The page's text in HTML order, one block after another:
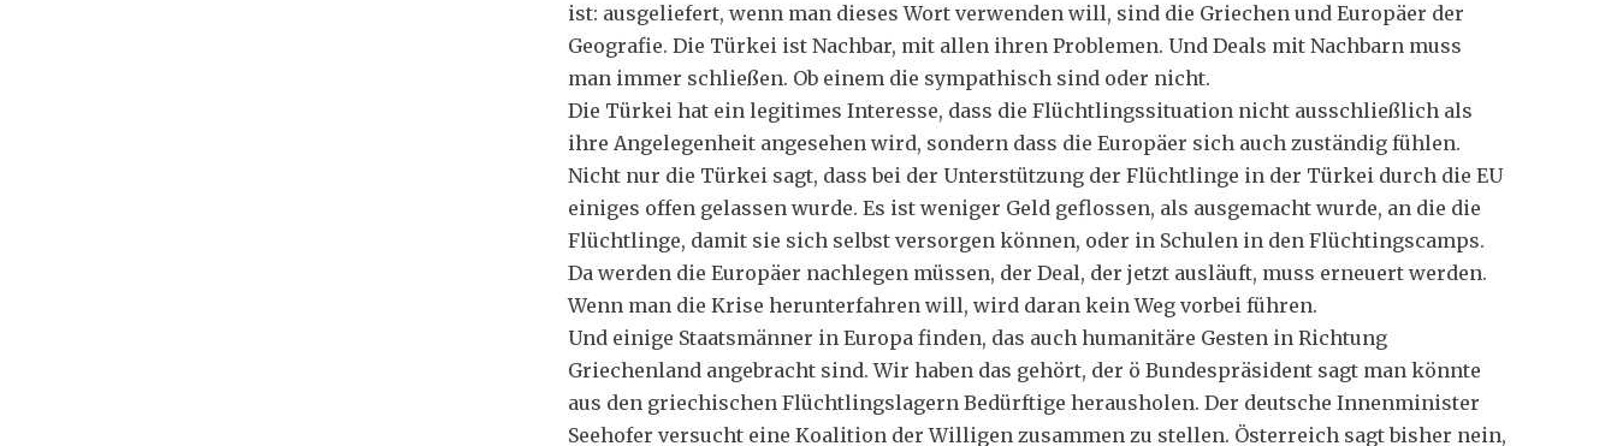
ist: ausgeliefert, wenn man dieses Wort verwenden will, sind die Griechen und Europäer der
Geografie. Die Türkei ist Nachbar, mit allen ihren Problemen. Und Deals mit Nachbarn muss
man immer schließen. Ob einem die sympathisch sind oder nicht.
Die Türkei hat ein legitimes Interesse, dass die Flüchtlingssituation nicht ausschließlich als
ihre Angelegenheit angesehen wird, sondern dass die Europäer sich auch zuständig fühlen.
Nicht nur die Türkei sagt, dass bei der Unterstützung der Flüchtlinge in der Türkei durch die EU
einiges offen gelassen wurde. Es ist weniger Geld geflossen, als ausgemacht wurde, an die die
Flüchtlinge, damit sie sich selbst versorgen können, oder in Schulen in den Flüchtingscamps.
Da werden die Europäer nachlegen müssen, der Deal, der jetzt ausläuft, muss erneuert werden.
Wenn man die Krise herunterfahren will, wird daran kein Weg vorbei führen.
Und einige Staatsmänner in Europa finden, das auch humanitäre Gesten in Richtung
Griechenland angebracht sind. Wir haben das gehört, der ö Bundespräsident sagt man könnte
aus den griechischen Flüchtlingslagern Bedürftige herausholen. Der deutsche Innenminister
Seehofer versucht eine Koalition der Willigen zusammen zu stellen. Österreich sagt bisher nein,